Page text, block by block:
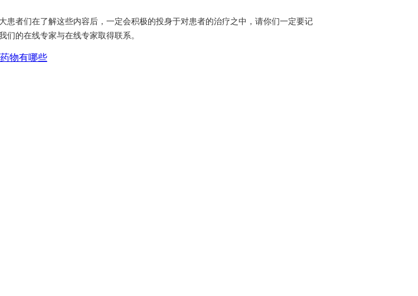
患者们在了解这些内容后，一定会积极的投身于对患者的治疗之中，请你们一定要记
的在线专家与在线专家取得联系。
物有哪些